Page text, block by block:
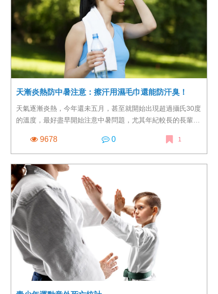
天漸炎熱防中暑注意：擦汗用濕毛巾還能防汗臭！
天氣逐漸炎熱，今年還未五月，甚至就開始出現超過攝氏30度
的溫度，最好盡早開始注意中暑問題，尤其年紀較長的長輩
年紀增長而退化，特別容易未能察覺就中暑，是特別需要多加
注意的族群。
9678 0 1